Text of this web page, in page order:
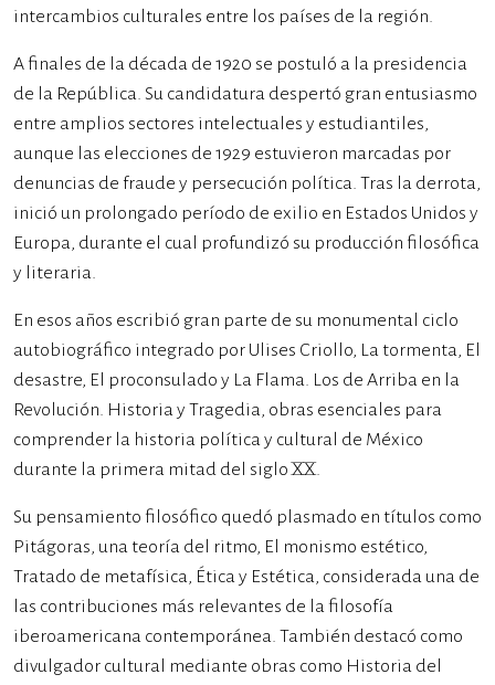
intercambios culturales entre los países de la región.
A finales de la década de 1920 se postuló a la presidencia
de la República. Su candidatura despertó gran entusiasmo
entre amplios sectores intelectuales y estudiantiles,
aunque las elecciones de 1929 estuvieron marcadas por
denuncias de fraude y persecución política. Tras la derrota,
inició un prolongado período de exilio en Estados Unidos y
Europa, durante el cual profundizó su producción filosófica
y literaria.
En esos años escribió gran parte de su monumental ciclo
autobiográfico integrado por Ulises Criollo, La tormenta, El
desastre, El proconsulado y La Flama. Los de Arriba en la
Revolución. Historia y Tragedia, obras esenciales para
comprender la historia política y cultural de México
durante la primera mitad del siglo XX.
Su pensamiento filosófico quedó plasmado en títulos como
Pitágoras, una teoría del ritmo, El monismo estético,
Tratado de metafísica, Ética y Estética, considerada una de
las contribuciones más relevantes de la filosofía
iberoamericana contemporánea. También destacó como
divulgador cultural mediante obras como Historia del